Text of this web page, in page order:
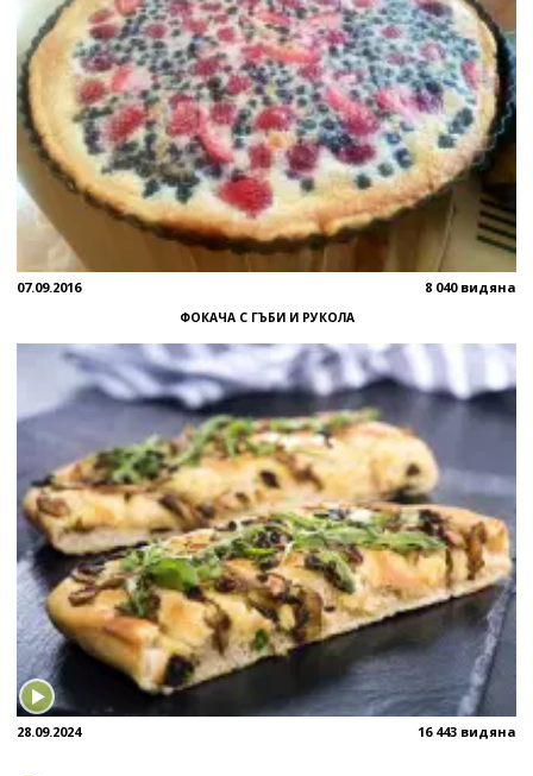
07.09.2016 8 040 видяна
ФОКАЧА С ГЪБИ И РУКОЛА
28.09.2024 16 443 видяна